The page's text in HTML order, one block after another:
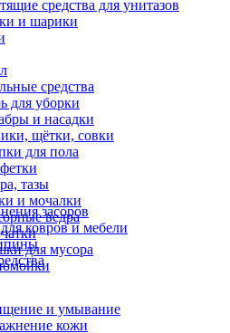
средства для унитазов
и шарики
средства
для уборки
и насадки
щётки, совки
для пола
тазы
и мочалки
ведра
для мусора
засоров
ковров и мебели
и умывание
кожи